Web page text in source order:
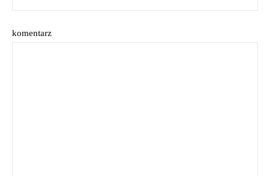
komentarz